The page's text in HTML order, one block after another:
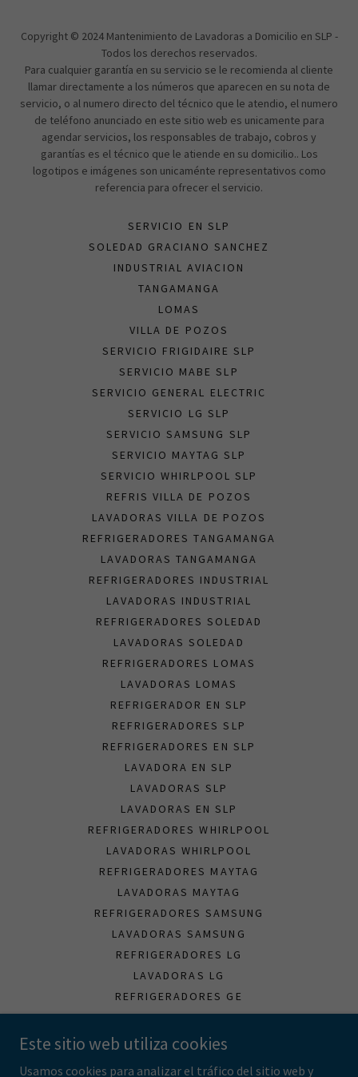
Copyright © 2024 Mantenimiento de Lavadoras a Domicilio en SLP -
Todos los derechos reservados.
Para cualquier garantía en su servicio se le recomienda al cliente
llamar directamente a los números que aparecen en su nota de
servicio, o al numero directo del técnico que le atendio, el numero
de teléfono anunciado en este sitio web es unicamente para
agendar servicios, los responsables de trabajo, cobros y
garantías es el técnico que le atiende en su domicilio.. Los
logotipos e imágenes son unicaménte representativos como
referencia para ofrecer el servicio.
SERVICIO EN SLP
SOLEDAD GRACIANO SANCHEZ
INDUSTRIAL AVIACION
TANGAMANGA
LOMAS
VILLA DE POZOS
SERVICIO FRIGIDAIRE SLP
SERVICIO MABE SLP
SERVICIO GENERAL ELECTRIC
SERVICIO LG SLP
SERVICIO SAMSUNG SLP
SERVICIO MAYTAG SLP
SERVICIO WHIRLPOOL SLP
REFRIS VILLA DE POZOS
LAVADORAS VILLA DE POZOS
REFRIGERADORES TANGAMANGA
LAVADORAS TANGAMANGA
REFRIGERADORES INDUSTRIAL
LAVADORAS INDUSTRIAL
REFRIGERADORES SOLEDAD
LAVADORAS SOLEDAD
REFRIGERADORES LOMAS
LAVADORAS LOMAS
REFRIGERADOR EN SLP
REFRIGERADORES SLP
REFRIGERADORES EN SLP
LAVADORA EN SLP
LAVADORAS SLP
LAVADORAS EN SLP
REFRIGERADORES WHIRLPOOL
LAVADORAS WHIRLPOOL
REFRIGERADORES MAYTAG
LAVADORAS MAYTAG
REFRIGERADORES SAMSUNG
LAVADORAS SAMSUNG
REFRIGERADORES LG
LAVADORAS LG
REFRIGERADORES GE
LAVADORAS GE
REFRIGERADORES MABE
Este sitio web utiliza cookies
Usamos cookies para analizar el tráfico del sitio web y